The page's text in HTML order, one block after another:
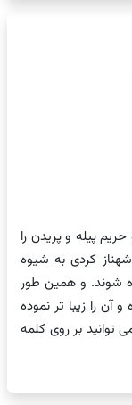
پیله و پریدن را
کردی به شیوه
شوند. و همین طور
را زیبا تر نموده
توانید بر روی کلمه